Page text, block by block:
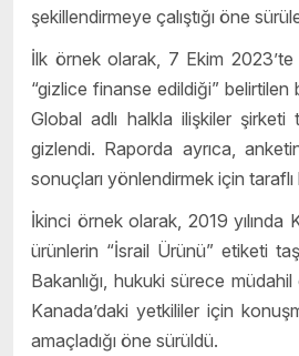
şekillendirmeye çalıştığı öne
İlk örnek olarak, 7 Ekim 2023’te
“gizlice finanse edildiği”
Global adlı halkla ilişkiler şirketi
gizlendi. Raporda ayrıca,
sonuçları yönlendirmek için taraflı
İkinci örnek olarak, 2019 yılında
ürünlerin “İsrail Ürünü” etiketi
Bakanlığı, hukuki sürece
Kanada’daki yetkililer için
amaçladığı öne sürüldü.